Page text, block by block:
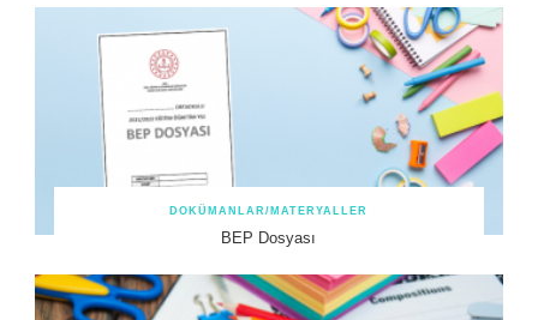
DOKÜMANLAR/MATERYALLER
BEP Dosyası